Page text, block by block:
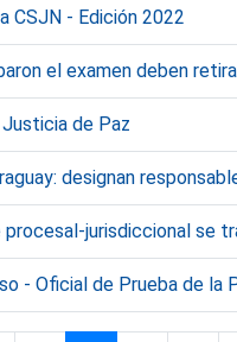
CSJN - Edición 2022
el examen deben
de Paz
designan
jurisdiccional se
- Oficial de Prueba de la